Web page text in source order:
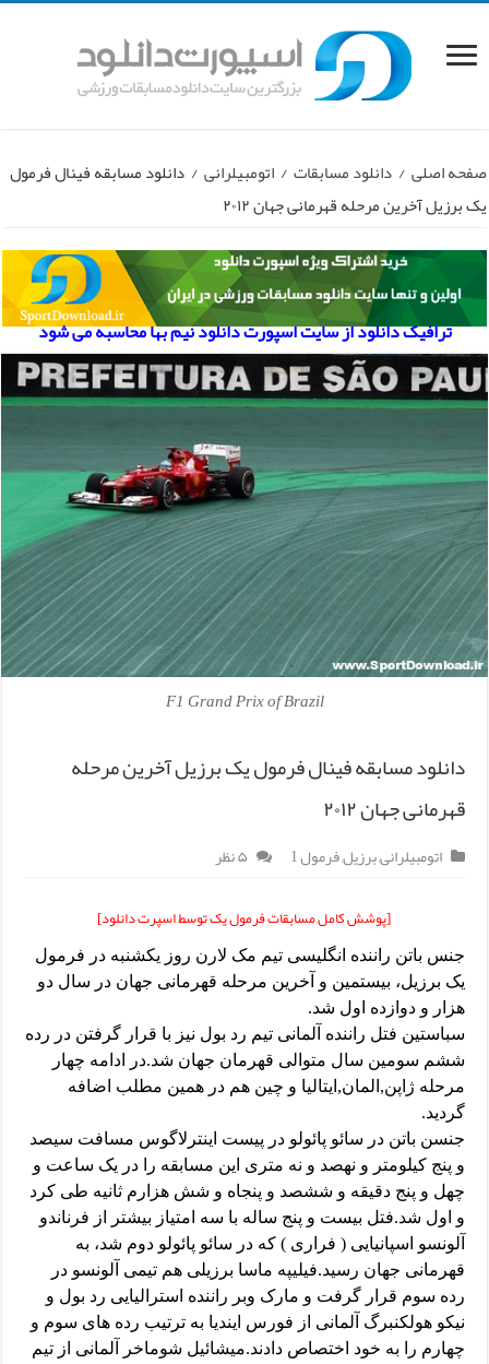
صفحه اصلی / دانلود مسابقات / اتومبیلرانی / دانلود مسابقه فینال فرمول
یک برزیل آخرین مرحله قهرمانی جهان ۲۰۱۲
ترافیک دانلود از سایت اسپورت دانلود نیم بها محاسبه می شود
F1 Grand Prix of Brazil
دانلود مسابقه فینال فرمول یک برزیل آخرین مرحله
قهرمانی جهان ۲۰۱۲
اتومبیلرانی,برزیل,فرمول 1 ۵ نظر
[پوشش کامل مسابقات فرمول یک توسط اسپرت دانلود]
جنس باتن راننده انگلیسی تیم مک لارن روز یکشنبه در فرمول
یک برزیل، بیستمین و آخرین مرحله قهرمانی جهان در سال دو
هزار و دوازده اول شد.
سباستین فتل راننده آلمانی تیم رد بول نیز با قرار گرفتن در رده
ششم سومین سال متوالی قهرمان جهان شد.در ادامه چهار
مرحله ژاپن,المان,ایتالیا و چین هم در همین مطلب اضافه
گردید.
جنسن باتن در سائو پائولو در پیست اینترلاگوس مسافت سیصد
و پنج کیلومتر و نهصد و نه متری این مسابقه را در یک ساعت و
چهل و پنج دقیقه و ششصد و پنجاه و شش هزارم ثانیه طی کرد
و اول شد.فتل بیست و پنج ساله با سه امتیاز بیشتر از فرناندو
آلونسو اسپانیایی ( فراری )‌ که در سائو پائولو دوم شد، به
قهرمانی جهان رسید.فیلیپه ماسا برزیلی هم تیمی آلونسو در
رده سوم قرار گرفت و مارک وبر راننده استرالیایی رد بول و
نیکو هولکنبرگ آلمانی از فورس ایندیا به ترتیب رده های سوم و
چهارم را به خود اختصاص دادند.میشائیل شوماخر آلمانی از تیم